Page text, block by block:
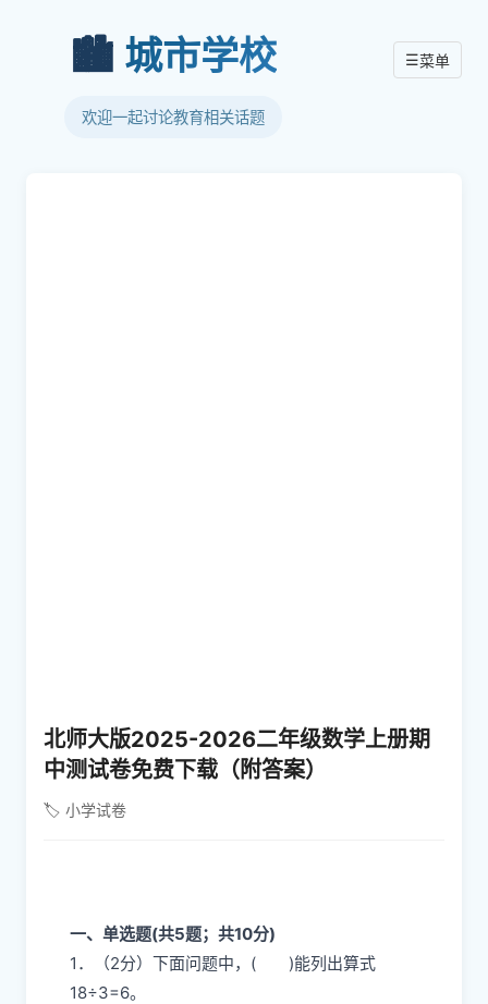
🏙️ 城市学校
欢迎一起讨论教育相关话题
☰菜单
北师大版2025-2026二年级数学上册期
中测试卷免费下载（附答案）
🏷️ 小学试卷
一、单选题(共5题；共10分)
1．（2分）下面问题中，( )能列出算式
18÷3=6。